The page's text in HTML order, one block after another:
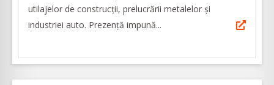
utilajelor de construcții, prelucrării metalelor și
industriei auto. Prezență impună...